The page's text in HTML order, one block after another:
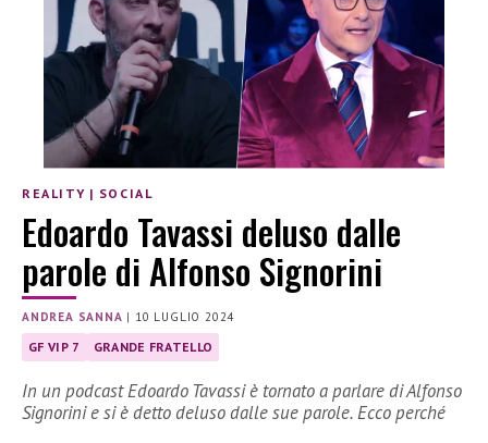
REALITY | SOCIAL
Edoardo Tavassi deluso dalle
parole di Alfonso Signorini
ANDREA SANNA | 10 LUGLIO 2024
GF VIP 7 GRANDE FRATELLO
In un podcast Edoardo Tavassi è tornato a parlare di Alfonso
Signorini e si è detto deluso dalle sue parole. Ecco perché